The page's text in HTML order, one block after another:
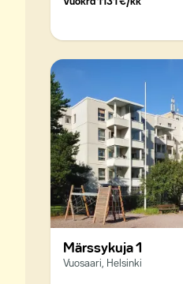
Märssykuja 1
Vuosaari, Helsinki